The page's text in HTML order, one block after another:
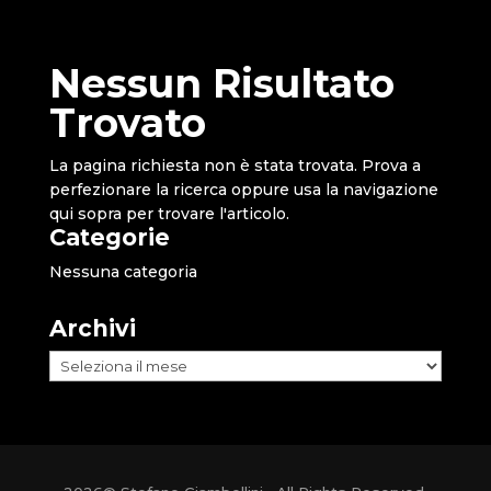
Nessun Risultato
Trovato
La pagina richiesta non è stata trovata. Prova a
perfezionare la ricerca oppure usa la navigazione
qui sopra per trovare l'articolo.
Categorie
Nessuna categoria
Archivi
Archivi